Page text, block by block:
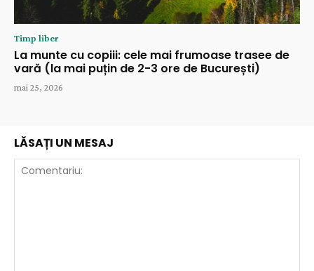
Timp liber
La munte cu copiii: cele mai frumoase trasee de
vară (la mai puțin de 2-3 ore de București)
mai 25, 2026
LĂSAȚI UN MESAJ